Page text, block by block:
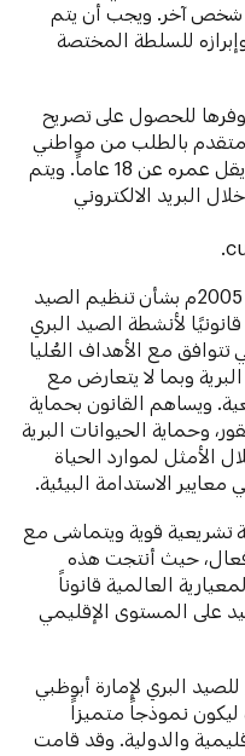
شخص آخر. ويجب أن يتم
للسلطة المختصة
للحصول على تصريح
بالطلب من مواطني
دولة الإمارات العربية المتحدة، وألا يقل عمره عن 18 عاماً. ويتم
البريد الالكتروني
.
ويشار إلى أن القانون رقم (22) لسنة 2005م بشأن تنظيم الصيد
لأنشطة الصيد البري
تتوافق مع الأهداف العُليا
وبما لا يتعارض مع
ويساهم القانون بحماية
وحماية الحيوانات البرية
الأمثل لموارد الحياة
معايير الاستدامة البيئية.
تشريعية قوية ويتماشى مع
فعال، حيث أنتجت هذه
العالمية قانوناً
على المستوى الإقليمي
البري لإمارة أبوظبي
ليكون نموذجاً متميزاً
والدولية. وقد قامت